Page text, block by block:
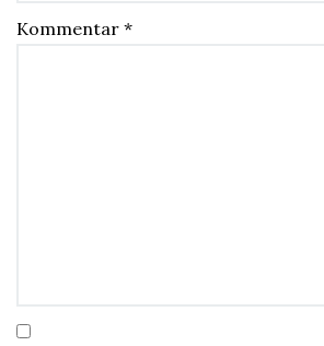
Kommentar *